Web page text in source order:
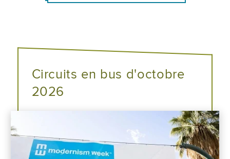
Circuits en bus d'octobre
2026